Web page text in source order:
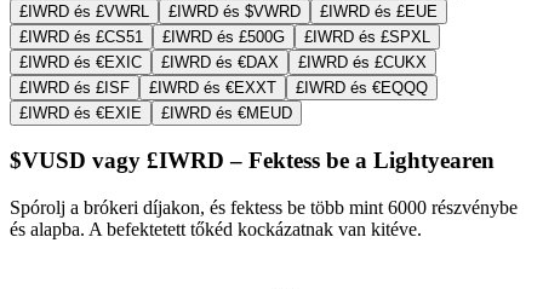
£IWRD és £VWRL
£IWRD és $VWRD
£IWRD és £EUE
£IWRD és £CS51
£IWRD és £500G
£IWRD és £SPXL
£IWRD és €EXIC
£IWRD és €DAX
£IWRD és £CUKX
£IWRD és £ISF
£IWRD és €EXXT
£IWRD és €EQQQ
£IWRD és €EXIE
£IWRD és €MEUD
$VUSD vagy £IWRD – Fektess be a Lightyearen
Spórolj a brókeri díjakon, és fektess be több mint 6000 részvénybe
és alapba. A befektetett tőkéd kockázatnak van kitéve.